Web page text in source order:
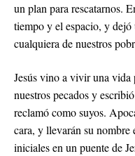
un plan para rescatarnos.
tiempo y el espacio, y dejó
cualquiera de nuestros
Jesús vino a vivir una
nuestros pecados y
reclamó como suyos.
cara, y llevarán su nombre
iniciales en un puente de